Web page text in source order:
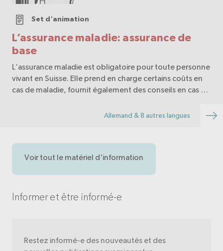
L’assurance maladie: assurance de
base
Set d'animation
L’assurance maladie est obligatoire pour toute personne
vivant en Suisse. Elle prend en charge certains coûts en
cas de maladie, fournit également des conseils en cas de
paie la caisse maladie en cas de gr…Allemand & 8 autres langues
Voir tout le matériel d'information
Informer et être informé-e
Restez informé-e des nouveautés et des